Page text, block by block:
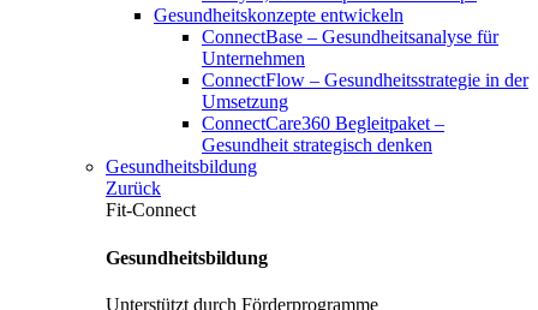
Gesundheitskonzepte entwickeln
ConnectBase – Gesundheitsanalyse für
Unternehmen
ConnectFlow – Gesundheitsstrategie in der
Umsetzung
ConnectCare360 Begleitpaket –
Gesundheit strategisch denken
Gesundheitsbildung
Zurück
Fit-Connect
Gesundheitsbildung
Unterstützt durch Förderprogramme